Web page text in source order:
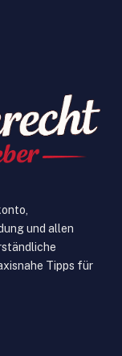
und allen
Tipps für